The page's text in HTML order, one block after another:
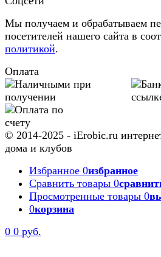
Мы получаем и обрабатываем
посетителей нашего сайта в
политикой.
Оплата
© 2014-2025 - iErobic.ru
дома и клубов
Избранное 0избранное
Сравнить товары 0
Просмотренные товары 0
0корзина
0 0 руб.